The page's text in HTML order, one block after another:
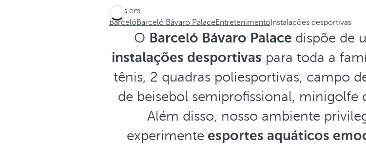
Estes em
BarcelóBarceló Bávaro PalaceEntretenimento Instalações desportivas
O Barceló Bávaro Palace dispõe de
instalações desportivas para toda a
tênis, 2 quadras poliesportivas, campo
de beisebol semiprofissional, minigolfe
Além disso, nosso ambiente
experimente esportes aquáticos